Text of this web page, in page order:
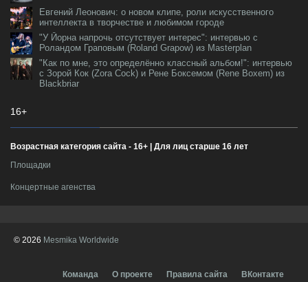
Евгений Леонович: о новом клипе, роли искусственного
интеллекта в творчестве и любимом городе
"У Йорна напрочь отсутствует интерес": интервью с
Роландом Граповым (Roland Grapow) из Masterplan
"Как по мне, это определённо классный альбом!": интервью
с Зорой Кок (Zora Cock) и Рене Боксемом (Rene Boxem) из
Blackbriar
16+
Возрастная категория сайта - 16+ | Для лиц старше 16 лет
Площадки
Концертные агенства
© 2026 Mesmika Worldwide
Команда О проекте Правила сайта ВКонтакте